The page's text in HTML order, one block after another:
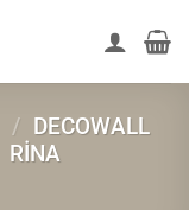
/ DECOWALL
RINA